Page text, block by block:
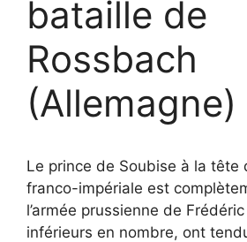
bataille de
Rossbach
(Allemagne)
Le prince de Soubise à la tête
franco-impériale est
l’armée prussienne de
inférieurs en nombre, ont